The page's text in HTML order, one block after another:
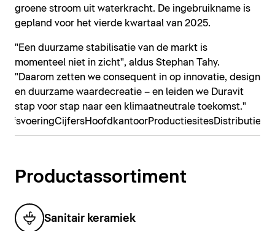
groene stroom uit waterkracht. De ingebruikname is
gepland voor het vierde kwartaal van 2025.
"Een duurzame stabilisatie van de markt is
momenteel niet in zicht", aldus Stephan Tahy.
"Daarom zetten we consequent in op innovatie, design
en duurzame waardecreatie – en leiden we Duravit
stap voor stap naar een klimaatneutrale toekomst."
CijfersHoofdkantoorProductiesites
Productassortiment
Sanitair keramiek